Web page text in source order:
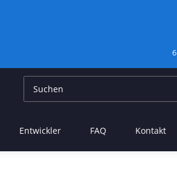
Entwickler FAQ Kontakt